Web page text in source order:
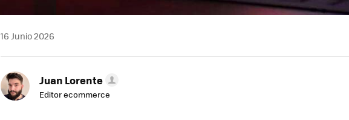
16 Junio 2026
Juan Lorente
Editor ecommerce